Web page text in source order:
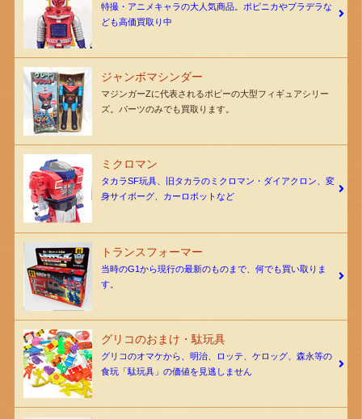
特撮・アニメキャラの大人気商品。ポピニカやプラデラな
ども高価買取り中
ジャンボマシンダー
マジンガーZに代表されるポピーの大型フィギュアシリー
ズ。パーツのみでも買取ります。
ミクロマン
タカラSF玩具、旧タカラのミクロマン・ダイアクロン、変
身サイボーグ、カーロボットなど
トランスフォーマー
当時のG1から現行の最新のものまで、何でも買い取りま
す。
グリコのおまけ・駄玩具
グリコのオマケから、明治、ロッテ、ケロッグ、森永等の
食玩「駄玩具」の価値を見逃しません